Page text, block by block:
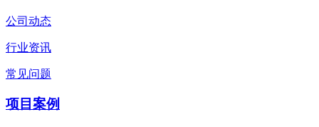
公司动态
行业资讯
常见问题
项目案例